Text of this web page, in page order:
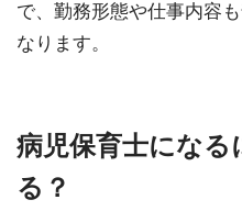
で、勤務形態や仕事内容
なります。
病児保育士になる
る？